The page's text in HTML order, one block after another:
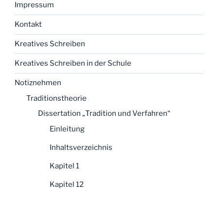
Impressum
Kontakt
Kreatives Schreiben
Kreatives Schreiben in der Schule
Notiznehmen
Traditionstheorie
Dissertation „Tradition und Verfahren“
Einleitung
Inhaltsverzeichnis
Kapitel 1
Kapitel 12